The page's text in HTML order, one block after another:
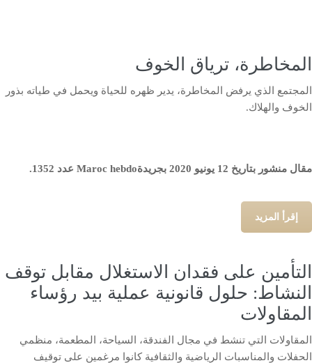
المخاطرة، ترياق الخوف
المجتمع الذي يرفض المخاطرة، يدير ظهره للحياة ويحمل في طياته بذور
الخوف والهلاك.
مقال منشور بتاريخ 12 يونيو 2020 بجريدةMaroc hebdo عدد 1352.
إقرأ المزيد
التأمين على فقدان الاستغلال مقابل توقف
النشاط: حلول قانونية عملية بيد رؤساء
المقاولات
المقاولات التي تنشط في مجال الفندقة، السياحة، المطعمة، منظمي
الحفلات والمناسبات الرياضية والثقافية كانوا مرغمين على توقيف